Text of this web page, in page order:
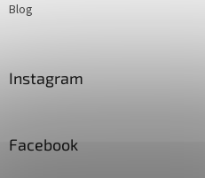
Blog
Instagram
Facebook